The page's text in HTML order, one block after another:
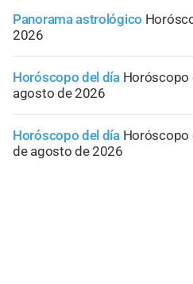
Panorama astrológico
2026
Horóscopo del día Horóscopo
agosto de 2026
Horóscopo del día Horóscopo
de agosto de 2026